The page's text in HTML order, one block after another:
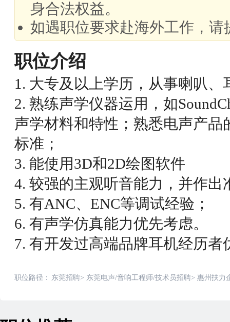
身合法权益。
如遇职位要求赴海外工作，
职位介绍
1. 大专及以上学历，从事喇叭
2. 熟练声学仪器运用，如
声学材料和特性；熟悉电声产
标准；
3. 能使用3D和2D绘图软件
4. 较强的主观听音能力，并作出
5. 有ANC、ENC等调试经验；
6. 有声学仿真能力优先考虑。
7. 有开发过高端品牌耳机经历者
职位路径： 东莞招聘> 东莞电声/音响工程师/技术员招聘> 惠州扶力